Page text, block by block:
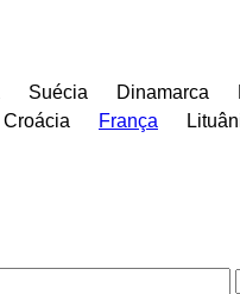
Suécia Dinamarca
Croácia França